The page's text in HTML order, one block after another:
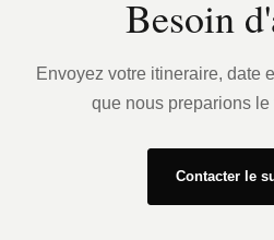
Besoin
Envoyez votre itineraire, date
que nous preparions le
Contacter le